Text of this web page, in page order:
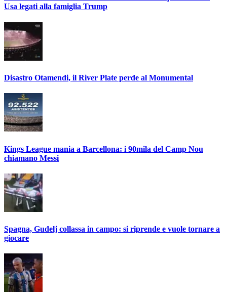
Usa legati alla famiglia Trump
Disastro Otamendi, il River Plate perde al Monumental
Kings League mania a Barcellona: i 90mila del Camp Nou
chiamano Messi
Spagna, Gudelj collassa in campo: si riprende e vuole tornare a
giocare